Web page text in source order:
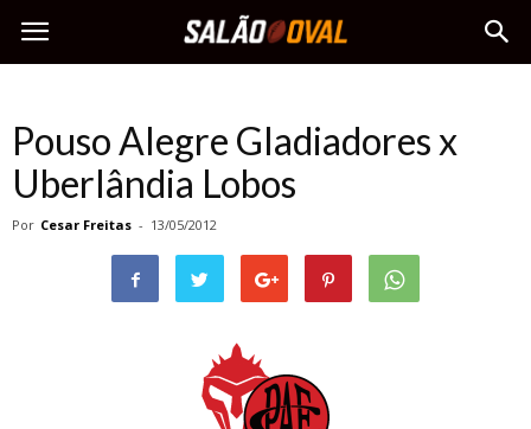
Pouso Alegre Gladiadores x
Uberlândia Lobos
Por Cesar Freitas - 13/05/2012